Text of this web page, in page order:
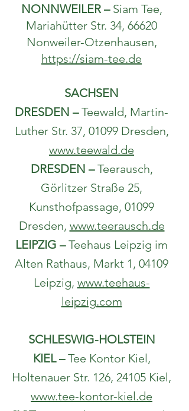
NONNWEILER – Siam Tee,
Mariahütter Str. 34, 66620
Nonweiler-Otzenhausen,
https://siam-tee.de
SACHSEN
DRESDEN –Teewald, Martin-
Luther Str. 37, 01099 Dresden,
www.teewald.de
DRESDEN –Teerausch,
Görlitzer Straße 25,
Kunsthofpassage, 01099
Dresden, www.teerausch.de
LEIPZIG –Teehaus Leipzig im
Alten Rathaus, Markt 1, 04109
Leipzig, www.teehaus-
leipzig.com
SCHLESWIG-HOLSTEIN
KIEL –Tee Kontor Kiel,
Holtenauer Str. 126, 24105 Kiel,
www.tee-kontor-kiel.de